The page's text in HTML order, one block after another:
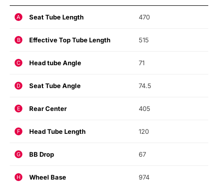
A Seat Tube Length 470
B Effective Top Tube Length 515
C Head tube Angle 71
D Seat Tube Angle 74.5
E Rear Center 405
F Head Tube Length 120
G BB Drop 67
H Wheel Base 974